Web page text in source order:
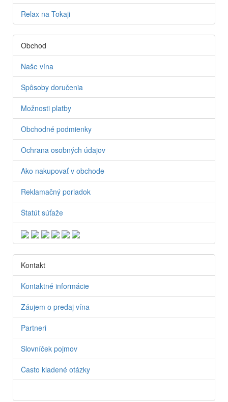
Relax na Tokaji
Obchod
Naše vína
Spôsoby doručenia
Možnosti platby
Obchodné podmienky
Ochrana osobných údajov
Ako nakupovať v obchode
Reklamačný poriadok
Štatút súťaže
Kontakt
Kontaktné informácie
Záujem o predaj vína
Partneri
Slovníček pojmov
Často kladené otázky